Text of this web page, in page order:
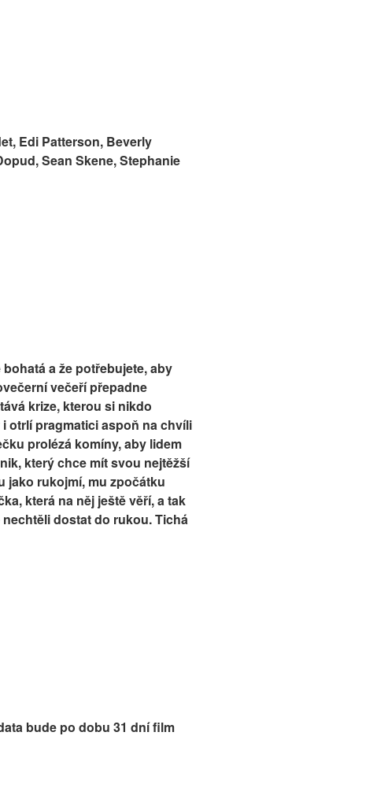
Edi Patterson, Beverly
Sean Skene, Stephanie
a že potřebujete, aby
večeří přepadne
krize, kterou si nikdo
otrlí pragmatici aspoň na chvíli
prolézá komíny, aby lidem
který chce mít svou nejtěžší
jako rukojmí, mu zpočátku
která na něj ještě věří, a tak
dostat do rukou. Tichá
bude po dobu 31 dní film